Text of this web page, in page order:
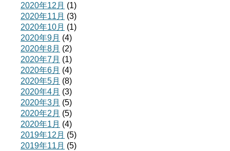
2020年12月 (1)
2020年11月 (3)
2020年10月 (1)
2020年9月 (4)
2020年8月 (2)
2020年7月 (1)
2020年6月 (4)
2020年5月 (8)
2020年4月 (3)
2020年3月 (5)
2020年2月 (5)
2020年1月 (4)
2019年12月 (5)
2019年11月 (5)